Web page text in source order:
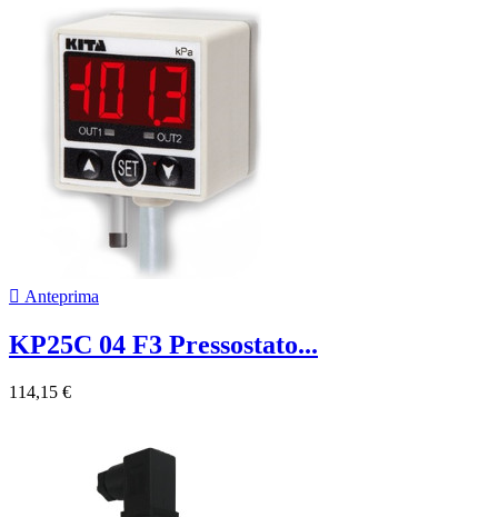
 Anteprima
KP25C 04 F3 Pressostato...
114,15 €